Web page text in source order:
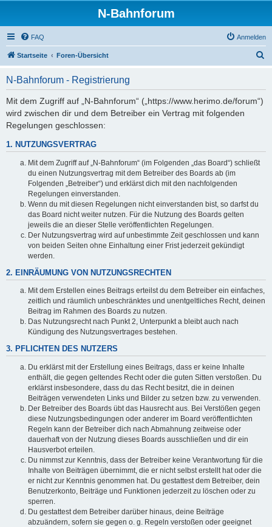
N-Bahnforum
FAQ Anmelden
Startseite Foren-Übersicht
N-Bahnforum - Registrierung
Mit dem Zugriff auf „N-Bahnforum“ („https://www.herimo.de/forum“)
wird zwischen dir und dem Betreiber ein Vertrag mit folgenden
Regelungen geschlossen:
1. NUTZUNGSVERTRAG
Mit dem Zugriff auf „N-Bahnforum“ (im Folgenden „das Board“) schließt
du einen Nutzungsvertrag mit dem Betreiber des Boards ab (im
Folgenden „Betreiber“) und erklärst dich mit den nachfolgenden
Regelungen einverstanden.
Wenn du mit diesen Regelungen nicht einverstanden bist, so darfst du
das Board nicht weiter nutzen. Für die Nutzung des Boards gelten
jeweils die an dieser Stelle veröffentlichten Regelungen.
Der Nutzungsvertrag wird auf unbestimmte Zeit geschlossen und kann
von beiden Seiten ohne Einhaltung einer Frist jederzeit gekündigt
werden.
2. EINRÄUMUNG VON NUTZUNGSRECHTEN
Mit dem Erstellen eines Beitrags erteilst du dem Betreiber ein einfaches,
zeitlich und räumlich unbeschränktes und unentgeltliches Recht, deinen
Beitrag im Rahmen des Boards zu nutzen.
Das Nutzungsrecht nach Punkt 2, Unterpunkt a bleibt auch nach
Kündigung des Nutzungsvertrages bestehen.
3. PFLICHTEN DES NUTZERS
Du erklärst mit der Erstellung eines Beitrags, dass er keine Inhalte
enthält, die gegen geltendes Recht oder die guten Sitten verstoßen. Du
erklärst insbesondere, dass du das Recht besitzt, die in deinen
Beiträgen verwendeten Links und Bilder zu setzen bzw. zu verwenden.
Der Betreiber des Boards übt das Hausrecht aus. Bei Verstößen gegen
diese Nutzungsbedingungen oder anderer im Board veröffentlichten
Regeln kann der Betreiber dich nach Abmahnung zeitweise oder
dauerhaft von der Nutzung dieses Boards ausschließen und dir ein
Hausverbot erteilen.
Du nimmst zur Kenntnis, dass der Betreiber keine Verantwortung für die
Inhalte von Beiträgen übernimmt, die er nicht selbst erstellt hat oder die
er nicht zur Kenntnis genommen hat. Du gestattest dem Betreiber, dein
Benutzerkonto, Beiträge und Funktionen jederzeit zu löschen oder zu
sperren.
Du gestattest dem Betreiber darüber hinaus, deine Beiträge
abzuändern, sofern sie gegen o. g. Regeln verstoßen oder geeignet